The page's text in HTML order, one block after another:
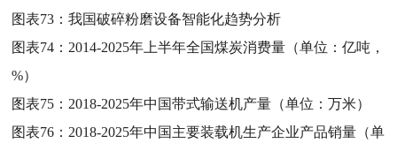
图表73：我国破碎粉磨设备智能化趋势分析
图表74： 2014-2025年上半年全国煤炭消费量（单位：亿吨，
%）
图表75： 2018-2025年中国带式输送机产量（单位：万米）
图表76： 2018-2025年中国主要装载机生产企业产品销量（单